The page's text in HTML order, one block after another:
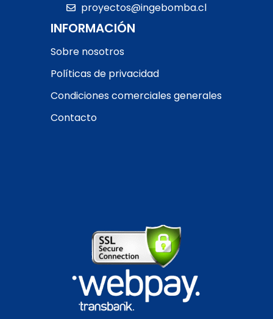
proyectos@ingebomba.cl
INFORMACIÓN
Sobre nosotros
Políticas de privacidad
Condiciones comerciales generales
Contacto